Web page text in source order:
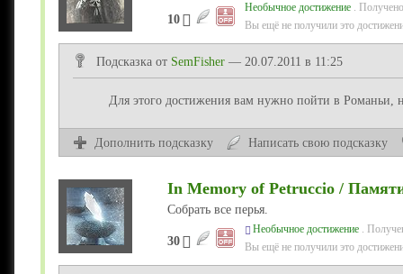
10
Необычное достижение .
Вы ещё не получили это
Подсказка от SemFisher — 20.07.2011 в 11:25
Для этого достижения вам нужно пойти в Романьи,
Дополнить подсказку Написать свою подсказку
In Memory of Petruccio /
Собрать все перья.
30
Необычное достижение .
Вы ещё не получили это